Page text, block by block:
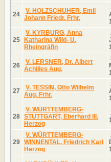
24
V. HOLZSCHUHER, Emil
Johann Friedr. Frhr.
25
V. KYRBURG, Anna
Katharina Wild- U.
Rheingräfin
26
V. LERSNER, Dr. Albert
Achilles Aug.
27
V. TESSIN, Otto Wilhelm
Aug. Frhr.
28
V. WÜRTTEMBERG-
STUTTGART, Eberhard III.
Herzog
29
V. WÜRTTEMBERG-
WINNENTAL, Friedrich Karl
Herzog